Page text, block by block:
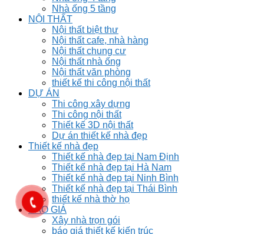
Nhà ống 5 tầng
NỘI THẤT
Nội thất biệt thư
Nội thất cafe, nhà hàng
Nội thất chung cư
Nội thất nhà ống
Nội thất văn phòng
thiết kế thi công nội thất
DỰ ÁN
Thi công xây dựng
Thi công nội thất
Thiết kế 3D nội thất
Dự án thiết kế nhà đẹp
Thiết kế nhà đẹp
Thiết kế nhà đẹp tại Nam Định
Thiết kế nhà đẹp tại Hà Nam
Thiết kế nhà đẹp tại Ninh Bình
Thiết kế nhà đẹp tại Thái Bình
thiết kế nhà thờ họ
BÁO GIÁ
Xây nhà trọn gói
báo giá thiết kế kiến trúc